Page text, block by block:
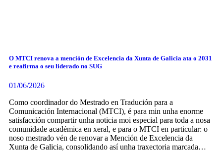
O MTCI renova a mención de Excelencia da Xunta de Galicia ata o 2031
e reafirma o seu liderado no SUG
01/06/2026
Como coordinador do Mestrado en Tradución para a
Comunicación Internacional (MTCI), é para min unha enorme
satisfacción compartir unha noticia moi especial para toda a nosa
comunidade académica en xeral, e para o MTCI en particular: o
noso mestrado vén de renovar a Mención de Excelencia da
Xunta de Galicia, consolidando así unha traxectoria marcada…